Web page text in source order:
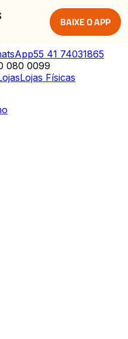
BAIXE O APP
55 41 74031865
080 0099
Lojas Físicas